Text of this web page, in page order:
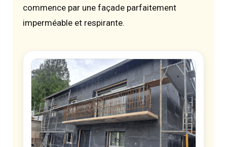
commence par une façade parfaitement
imperméable et respirante.